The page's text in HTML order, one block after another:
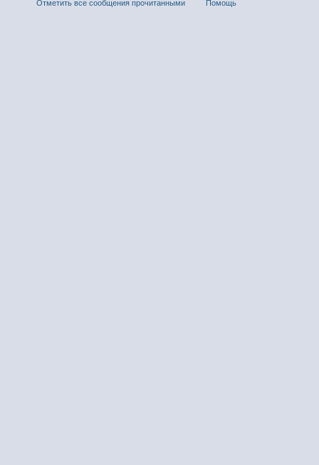
Отметить все сообщения прочитанными Помощь